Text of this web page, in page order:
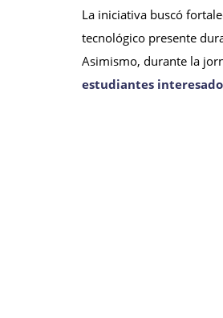
La iniciativa buscó
tecnológico presente
Asimismo, durante la
estudiantes